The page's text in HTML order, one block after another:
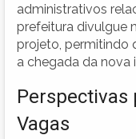
administrativos
prefeitura divulgue
projeto, permitindo
a chegada da nova
Perspectivas
Vagas